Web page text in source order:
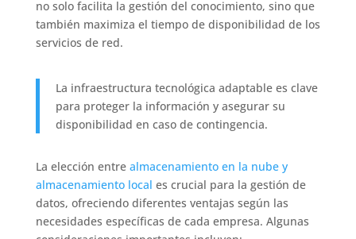
no solo facilita la gestión del conocimiento, sino que
también maximiza el tiempo de disponibilidad de los
servicios de red.
La infraestructura tecnológica adaptable es clave
para proteger la información y asegurar su
disponibilidad en caso de contingencia.
La elección entre almacenamiento en la nube y
almacenamiento local es crucial para la gestión de
datos, ofreciendo diferentes ventajas según las
necesidades específicas de cada empresa. Algunas